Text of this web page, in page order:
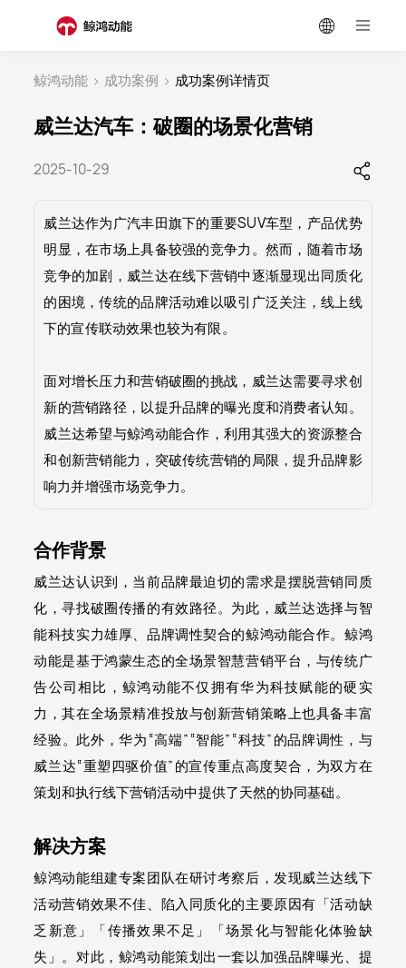
鲸鸿动能 > 成功案例 > 成功案例详情页
威兰达汽车：破圈的场景化营销
2025-10-29
威兰达作为广汽丰田旗下的重要SUV车型，产品优势
明显，在市场上具备较强的竞争力。然而，随着市场
竞争的加剧，威兰达在线下营销中逐渐显现出同质化
的困境，传统的品牌活动难以吸引广泛关注，线上线
下的宣传联动效果也较为有限。
面对增长压力和营销破圈的挑战，威兰达需要寻求创
新的营销路径，以提升品牌的曝光度和消费者认知。
威兰达希望与鲸鸿动能合作，利用其强大的资源整合
和创新营销能力，突破传统营销的局限，提升品牌影
响力并增强市场竞争力。
合作背景
威兰达认识到，当前品牌最迫切的需求是摆脱营销同质
化，寻找破圈传播的有效路径。为此，威兰达选择与智
能科技实力雄厚、品牌调性契合的鲸鸿动能合作。鲸鸿
动能是基于鸿蒙生态的全场景智慧营销平台，与传统广
告公司相比，鲸鸿动能不仅拥有华为科技赋能的硬实
力，其在全场景精准投放与创新营销策略上也具备丰富
经验。此外，华为“高端”“智能”“科技”的品牌调性，与
威兰达“重塑四驱价值”的宣传重点高度契合，为双方在
策划和执行线下营销活动中提供了天然的协同基础。
解决方案
鲸鸿动能组建专案团队在研讨考察后，发现威兰达线下
活动营销效果不佳、陷入同质化的主要原因有「活动缺
乏新意」「传播效果不足」「场景化与智能化体验缺
失」。对此，鲸鸿动能策划出一套以加强品牌曝光、提